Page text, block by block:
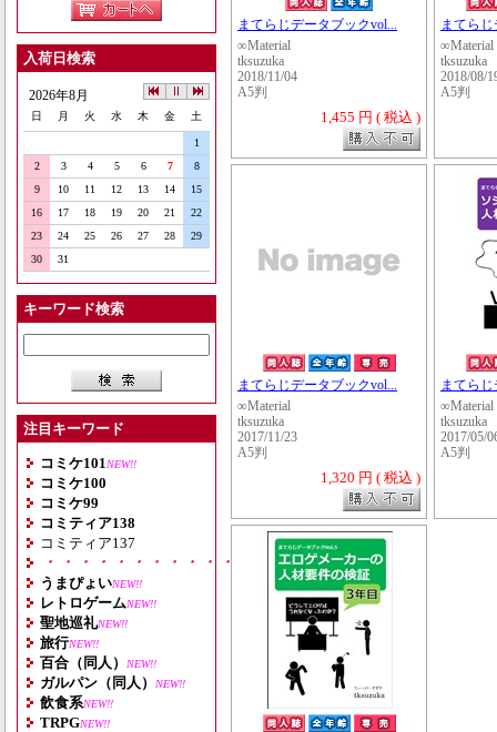
入荷日検索
2026年8月
日 月 火 水 木 金 土
1
2
3 4 5 6 7
8
9
10 11 12 13 14
15
16
17 18 19 20 21
22
23
24 25 26 27 28
29
30
31
キーワード検索
注目キーワード
コミケ101 NEW!!
コミケ100
コミケ99
コミティア138
コミティア137
・・・・・・・・・・・・・・・・・・・
うまぴょいNEW!!
レトロゲームNEW!!
聖地巡礼NEW!!
旅行NEW!!
百合（同人） NEW!!
ガルパン（同人） NEW!!
飲食系NEW!!
TRPGNEW!!
まてらじデータブックvol...
∞Material
tksuzuka
2018/11/04
A5判
1,455 円 ( 税込 )
まてら
∞Material
tksuzuka
2018/08/
A5判
まてらじデータブックvol...
∞Material
tksuzuka
2017/11/23
A5判
1,320 円 ( 税込 )
まてら
∞Material
tksuzuka
2017/05/
A5判